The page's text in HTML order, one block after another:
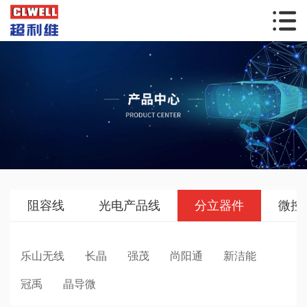
阻容线 光电产品线 分立器件 微控
乐山无线 长晶 强茂 尚阳通 新洁能
冠禹 晶导微